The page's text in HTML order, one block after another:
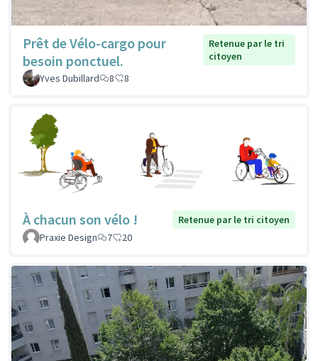
Prêt de Vélo-cargo pour
besoin ponctuel.
Retenue par le tri
citoyen
Yves Dubillard
8 8
À chacun son vélo !
Retenue par le tri citoyen
Praxie Design
7 20